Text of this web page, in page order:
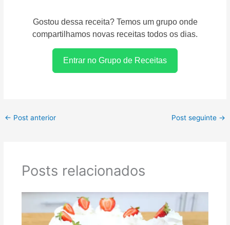
Gostou dessa receita? Temos um grupo onde
compartilhamos novas receitas todos os dias.
Entrar no Grupo de Receitas
← Post anterior Post seguinte →
Posts relacionados